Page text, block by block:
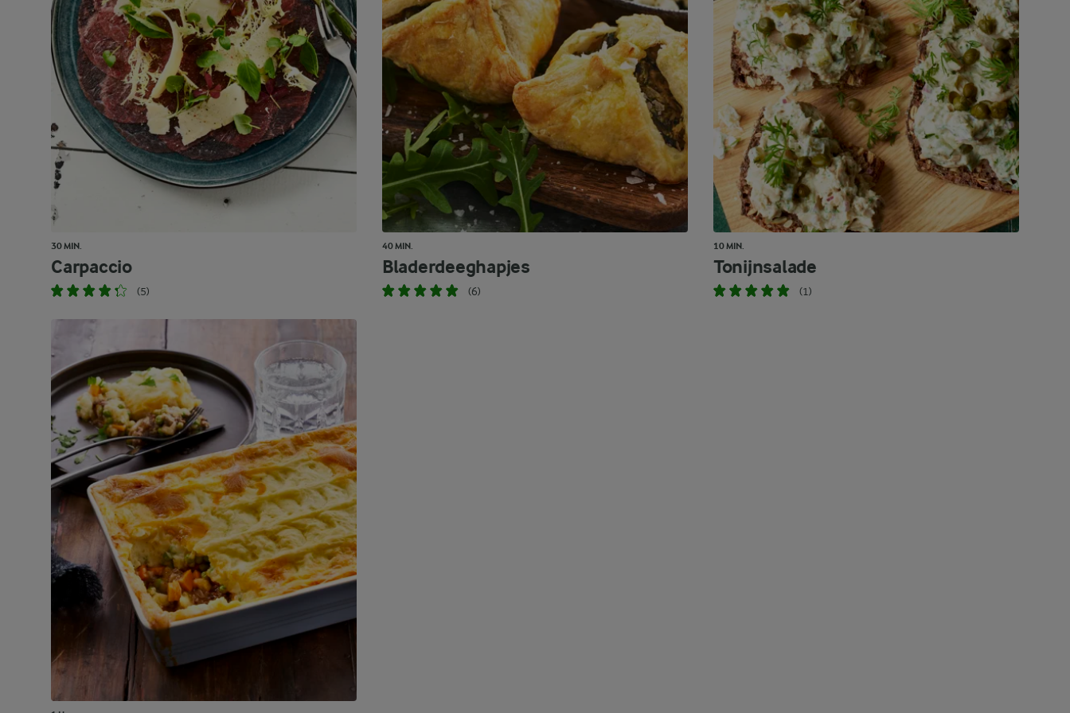
30 MIN.
Carpaccio
(5)
40 MIN.
Bladerdeeghapjes
(6)
10 MIN.
Tonijnsalade
(1)